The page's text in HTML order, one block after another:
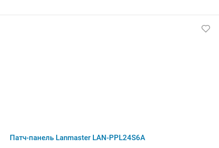
Патч-панель Lanmaster LAN-PPL24S6A